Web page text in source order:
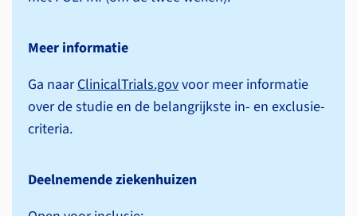
Meer informatie
Ga naarClinicalTrials.govvoor meer informatie
over de studie en de belangrijkste in- en exclusie­
criteria.
Deelnemende ziekenhuizen